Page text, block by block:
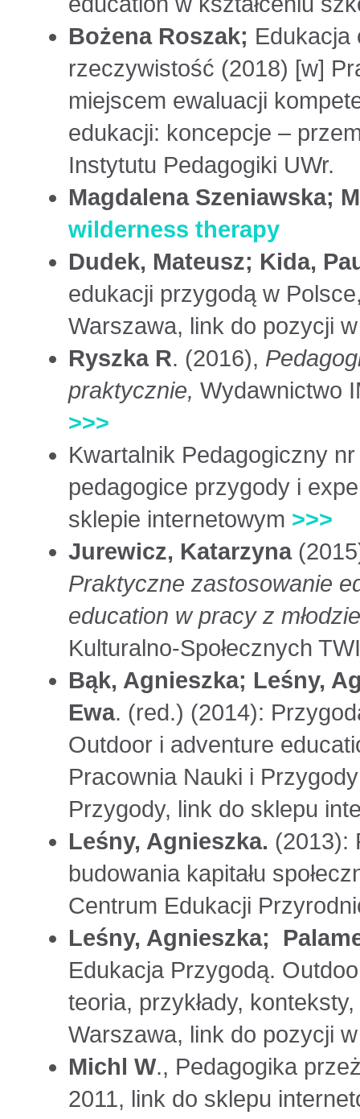
Bożena Roszak; Edukacja
rzeczywistość (2018) [w]
miejscem ewaluacji
edukacji: koncepcje –
Instytutu Pedagogiki UWr.
Magdalena Szeniawska;
wilderness therapy
Dudek, Mateusz; Kida,
edukacji przygodą w
Warszawa, link do pozycji
Ryszka R. (2016),
praktycznie, Wydawnictwo
>>>
Kwartalnik Pedagogiczny
pedagogice przygody i
sklepie internetowym >>>
Jurewicz, Katarzyna
Praktyczne zastosowanie
education w pracy z
Kulturalno-Społecznych
Bąk, Agnieszka; Leśny,
Ewa. (red.) (2014):
Outdoor i adventure
Pracownia Nauki i
Przygody, link do sklepu
Leśny, Agnieszka. (2013):
budowania kapitału
Centrum Edukacji
Leśny, Agnieszka;
Edukacja Przygodą.
teoria, przykłady,
Warszawa, link do pozycji
Michl W., Pedagogika
2011, link do sklepu